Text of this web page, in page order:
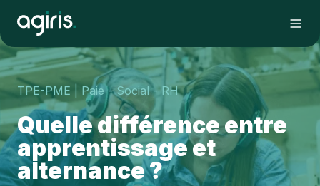
TPE-PME | Paie - Social - RH
Quelle différence entre
apprentissage et
alternance ?